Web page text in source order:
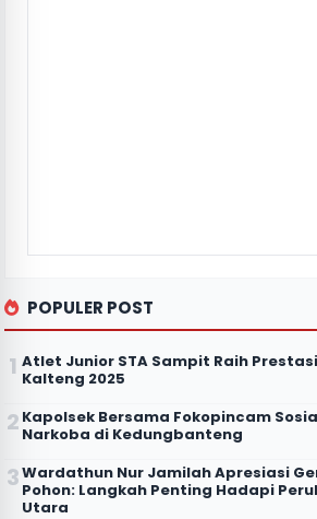
POPULER POST
Atlet Junior STA Sampit Raih
Kalteng 2025
Kapolsek Bersama Fokopincam
Narkoba di Kedungbanteng
Wardathun Nur Jamilah Apresiasi
Pohon: Langkah Penting Hadapi
Utara